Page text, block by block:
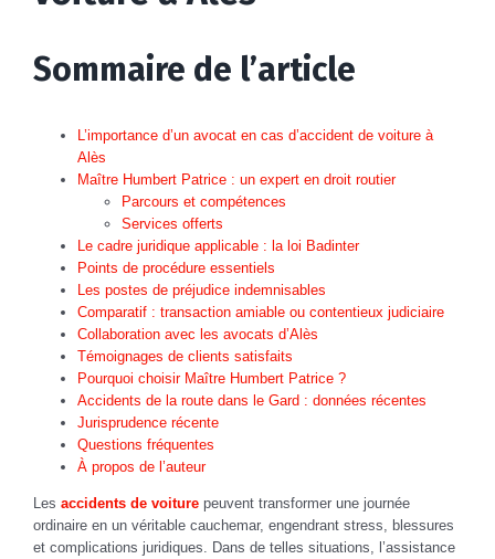
Sommaire de l’article
L’importance d’un avocat en cas d’accident de voiture à
Alès
Maître Humbert Patrice : un expert en droit routier
Parcours et compétences
Services offerts
Le cadre juridique applicable : la loi Badinter
Points de procédure essentiels
Les postes de préjudice indemnisables
Comparatif : transaction amiable ou contentieux judiciaire
Collaboration avec les avocats d’Alès
Témoignages de clients satisfaits
Pourquoi choisir Maître Humbert Patrice ?
Accidents de la route dans le Gard : données récentes
Jurisprudence récente
Questions fréquentes
À propos de l’auteur
Les accidents de voiture peuvent transformer une journée
ordinaire en un véritable cauchemar, engendrant stress, blessures
et complications juridiques. Dans de telles situations, l’assistance